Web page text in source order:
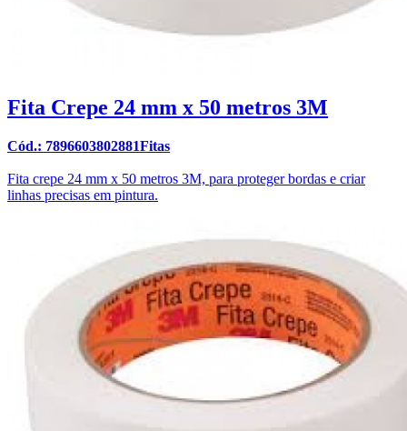
Fita Crepe 24 mm x 50 metros 3M
Cód.: 7896603802881Fitas
Fita crepe 24 mm x 50 metros 3M, para proteger bordas e criar
linhas precisas em pintura.